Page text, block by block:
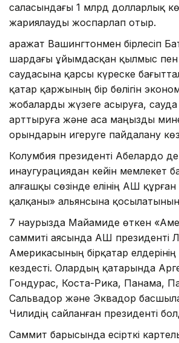
саласындағы 1 млрд долларлық
жариялауды жоспарлап отыр.
Қаражат Вашингтонмен бірлесіп
шардағы ұйымдасқан қылмыс пен
саудасына қарсы күреске
қатар қаржының бір бөлігін
жобаларды жүзеге асыруға, сауда
арттыруға және аса маңызды
орындарын игеруге пайдалану
Колумбия президенті Абелардо
инаугурациядан кейін мемлекет
алғашқы сөзінде елінің АҚШ
қалқаны» альянсына қосылатынын
7 наурызда Майамиде өткен
саммиті аясында АҚШ президенті
Америкасының бірқатар
кездесті. Олардың қатарында
Гондурас, Коста-Рика, Панама,
Сальвадор және Эквадор
Чилидің сайланған президенті
Саммит барысында есірткі